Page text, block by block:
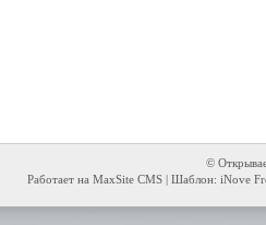
©
Работает на MaxSite CMS | Шаблон: iNove